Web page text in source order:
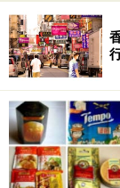
＜DATA＞
■Honeymoon
住所：